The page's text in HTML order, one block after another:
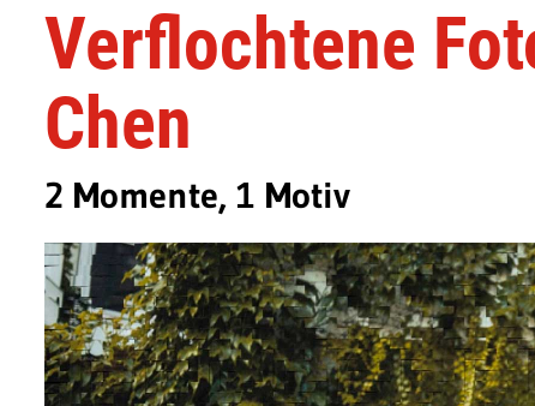
Verflochtene
Chen
2 Momente, 1 Motiv